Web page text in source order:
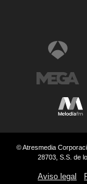
© Atresmedia
28703, S.S. de
Aviso legal